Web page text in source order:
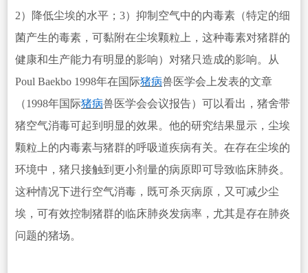
2）降低尘埃的水平；3）抑制空气中的内毒素（特定的细
菌产生的毒素，可黏附在尘埃颗粒上，这种毒素对猪群的
健康和生产能力有明显的影响）对猪只造成的影响。从
Poul Baekbo 1998年在国际猪病兽医学会上发表的文章
（1998年国际猪病兽医学会会议报告）可以看出，猪舍带
猪空气消毒可起到明显的效果。他的研究结果显示，尘埃
颗粒上的内毒素与猪群的呼吸道疾病有关。在存在尘埃的
环境中，猪只接触到更小剂量的病原即可导致临床肺炎。
这种情况下进行空气消毒，既可杀灭病原，又可减少尘
埃，可有效控制猪群的临床肺炎发病率，尤其是存在肺炎
问题的猪场。